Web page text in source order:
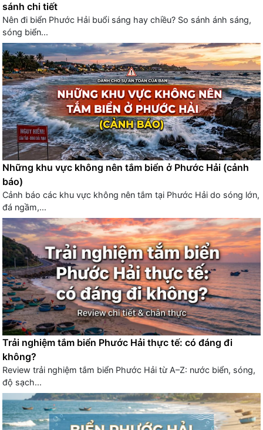
sánh chi tiết
Nên đi biển Phước Hải buổi sáng hay chiều? So sánh ánh sáng,
sóng biển...
Những khu vực không nên tắm biển ở Phước Hải (cảnh
báo)
Cảnh báo các khu vực không nên tắm tại Phước Hải do sóng lớn,
đá ngầm,...
Trải nghiệm tắm biển Phước Hải thực tế: có đáng đi
không?
Review trải nghiệm tắm biển Phước Hải từ A–Z: nước biển, sóng,
độ sạch...